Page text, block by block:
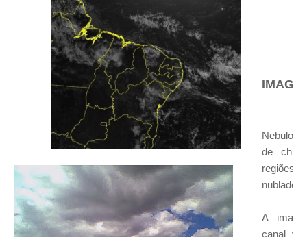
de
nublado
A
canal